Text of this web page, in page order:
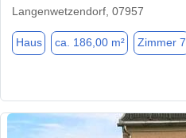
Langenwetzendorf, 07957
Haus ca. 186,00 m² Zimmer 7